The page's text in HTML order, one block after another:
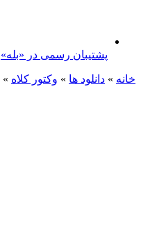
پشتیبان رسمی در «بله»
خانه » دانلود ها » وکتور کلاه »